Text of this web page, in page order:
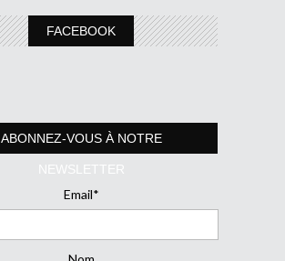
FACEBOOK
ABONNEZ-VOUS À NOTRE
NEWSLETTER
Email*